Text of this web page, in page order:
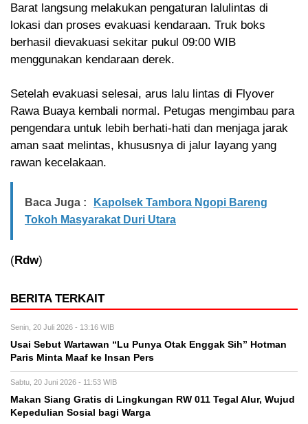
Barat langsung melakukan pengaturan lalulintas di
lokasi dan proses evakuasi kendaraan. Truk boks
berhasil dievakuasi sekitar pukul 09:00 WIB
menggunakan kendaraan derek.
Setelah evakuasi selesai, arus lalu lintas di Flyover
Rawa Buaya kembali normal. Petugas mengimbau para
pengendara untuk lebih berhati-hati dan menjaga jarak
aman saat melintas, khususnya di jalur layang yang
rawan kecelakaan.
Baca Juga :
Kapolsek Tambora Ngopi Bareng
Tokoh Masyarakat Duri Utara
(Rdw)
BERITA TERKAIT
Senin, 20 Juli 2026 - 13:16 WIB
Usai Sebut Wartawan “Lu Punya Otak Enggak Sih” Hotman
Paris Minta Maaf ke Insan Pers
Sabtu, 20 Juni 2026 - 11:53 WIB
Makan Siang Gratis di Lingkungan RW 011 Tegal Alur, Wujud
Kepedulian Sosial bagi Warga